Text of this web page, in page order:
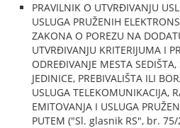
PRAVILNIK O UTVRĐIVANJU
USLUGA PRUŽENIH
ZAKONA O POREZU NA
UTVRĐIVANJU KRITERIJUMA I
ODREĐIVANJE MESTA
JEDINICE, PREBIVALIŠTA ILI
USLUGA TELEKOMUNIKACIJA,
EMITOVANJA I USLUGA
PUTEM ("Sl. glasnik RS", br.